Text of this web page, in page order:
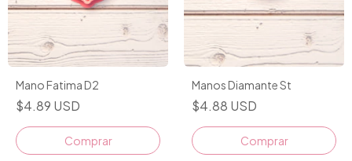
Mano Fatima D2
$4.89 USD
Comprar
Manos Diamante St
$4.88 USD
Comprar